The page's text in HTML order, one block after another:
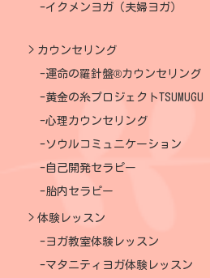
イクメンヨガ（夫婦ヨガ）
カウンセリング
運命の羅針盤®カウンセリング
黄金の糸プロジェクトTSUMUGU
心理カウンセリング
ソウルコミュニケーション
自己開発セラピー
胎内セラピー
体験レッスン
ヨガ教室体験レッスン
マタニティヨガ体験レッスン